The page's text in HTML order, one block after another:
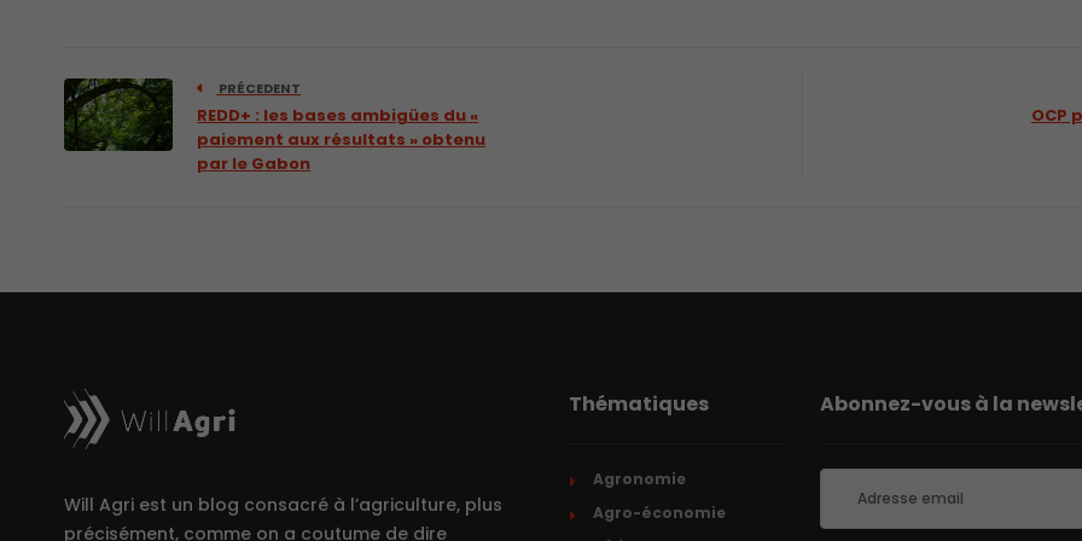
PRÉCEDENT
REDD+ : les bases ambigües du «
paiement aux résultats » obtenu
par le Gabon
OCP
Will Agri est un blog consacré à l’agriculture, plus
précisément, comme on a coutume de dire
Thématiques
Agronomie
Agro-économie
Abonnez-vous à la